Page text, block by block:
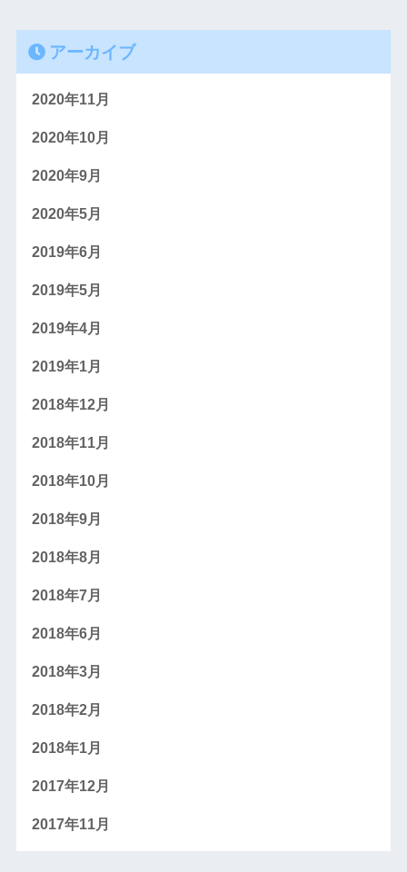
アーカイブ
2020年11月
2020年10月
2020年9月
2020年5月
2019年6月
2019年5月
2019年4月
2019年1月
2018年12月
2018年11月
2018年10月
2018年9月
2018年8月
2018年7月
2018年6月
2018年3月
2018年2月
2018年1月
2017年12月
2017年11月